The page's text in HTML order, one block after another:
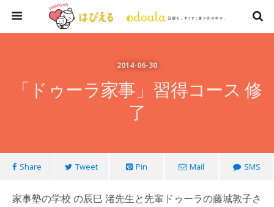
2014-06-30
「ドゥーラ家事」習得コース 修
了
Share Tweet Pin Mail SMS
家事塾の学校 の辰巳 渚先生と先輩ドゥーラの藤城敦子さ